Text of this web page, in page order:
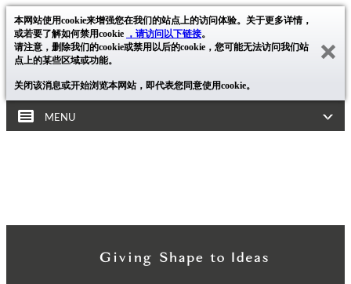
本网站使用cookie来增强您在我们的站点上的访问体验。关于更多详情，
或若要了解如何禁用cookie ，请访问以下链接。
请注意，删除我们的cookie或禁用以后的cookie，您可能无法访问我们站
点上的某些区域或功能。
关闭该消息或开始浏览本网站，即代表您同意使用cookie。
MENU